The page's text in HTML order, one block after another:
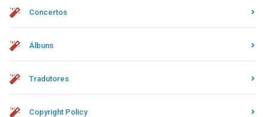
Concertos
Álbuns
Tradutores
Copyright Policy